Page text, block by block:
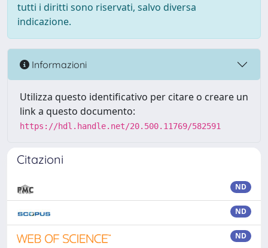
tutti i diritti sono riservati, salvo diversa
indicazione.
Informazioni
Utilizza questo identificativo per citare o creare un
link a questo documento:
https://hdl.handle.net/20.500.11769/582591
Citazioni
ND
ND
ND